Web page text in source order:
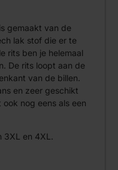
gemaakt van de
lak stof die er te
rits ben je helemaal
De rits loopt aan de
van de billen.
en zeer geschikt
nog eens als een
3XL en 4XL.